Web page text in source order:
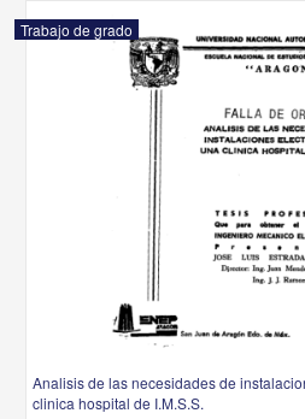
Trabajo de grado
Analisis de las necesidades de
clinica hospital de I.M.S.S.